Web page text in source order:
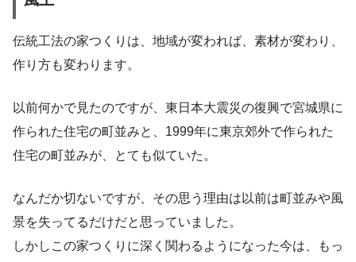
伝統工法の家つくりは、地域が変われば、素材が変わり、
作り方も変わります。
以前何かで見たのですが、東日本大震災の復興で宮城県に
作られた住宅の町並みと、1999年に東京郊外で作られた
住宅の町並みが、とても似ていた。
なんだか切ないですが、その思う理由は以前は町並みや風
景を失ってるだけだと思っていました。
しかしこの家つくりに深く関わるようになった今は、もっ